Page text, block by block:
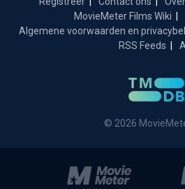
MovieMeter Films Wiki
Algemene voorwaarden en
RSS Feeds
© 2026